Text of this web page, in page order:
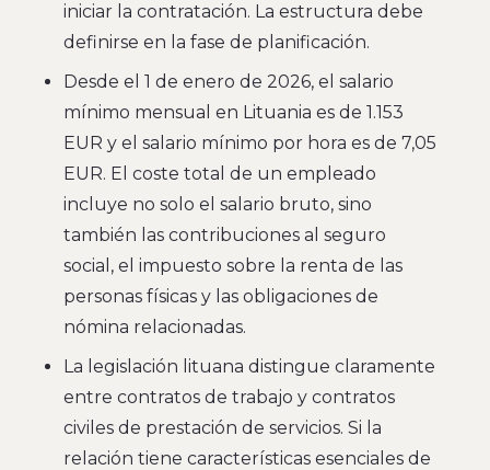
iniciar la contratación. La estructura debe
definirse en la fase de planificación.
Desde el 1 de enero de 2026, el salario
mínimo mensual en Lituania es de 1.153
EUR y el salario mínimo por hora es de 7,05
EUR. El coste total de un empleado
incluye no solo el salario bruto, sino
también las contribuciones al seguro
social, el impuesto sobre la renta de las
personas físicas y las obligaciones de
nómina relacionadas.
La legislación lituana distingue claramente
entre contratos de trabajo y contratos
civiles de prestación de servicios. Si la
relación tiene características esenciales de